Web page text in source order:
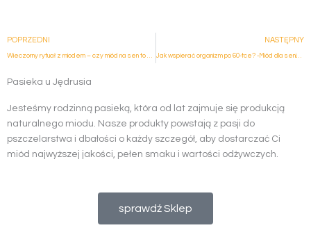
Prev
POPRZEDNI NASTĘPNY
Jak wspierać organizm po 60-tce? -Miód dla seniora
Pasieka u Jędrusia
Jesteśmy rodzinną pasieką, która od lat zajmuje się produkcją
naturalnego miodu. Nasze produkty powstają z pasji do
pszczelarstwa i dbałości o każdy szczegół, aby dostarczać Ci
miód najwyższej jakości, pełen smaku i wartości odżywczych.
sprawdź Sklep